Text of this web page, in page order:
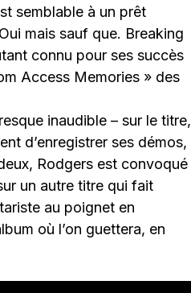
semblable à un prêt
mais sauf que. Breaking
connu pour ses succès
Access Memories » des
inaudible – sur le titre,
d’enregistrer ses démos,
Rodgers est convoqué
un autre titre qui fait
au poignet en
où l’on guettera, en